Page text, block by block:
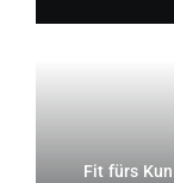
Fit fürs